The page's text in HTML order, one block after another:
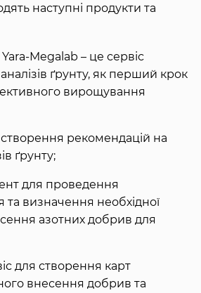
наступні продукти та
Megalab – це сервіс
ґрунту, як перший крок
вирощування
створення рекомендацій на
ґрунту;
для проведення
визначення необхідної
азотних добрив для
для створення карт
внесення добрив та